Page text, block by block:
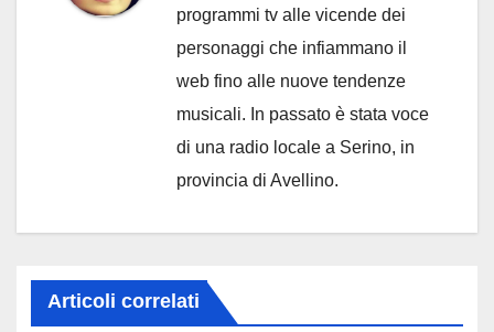
programmi tv alle vicende dei
personaggi che infiammano il
web fino alle nuove tendenze
musicali. In passato è stata voce
di una radio locale a Serino, in
provincia di Avellino.
Articoli correlati